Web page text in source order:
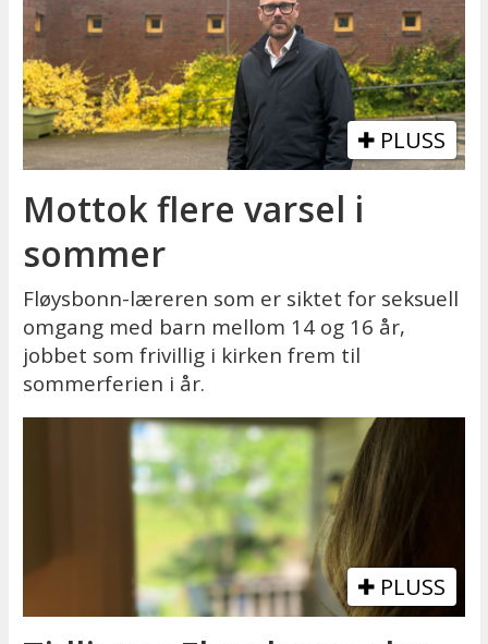
PLUSS
Mottok flere varsel i
sommer
Fløysbonn-læreren som er siktet for seksuell
omgang med barn mellom 14 og 16 år,
jobbet som frivillig i kirken frem til
sommerferien i år.
PLUSS